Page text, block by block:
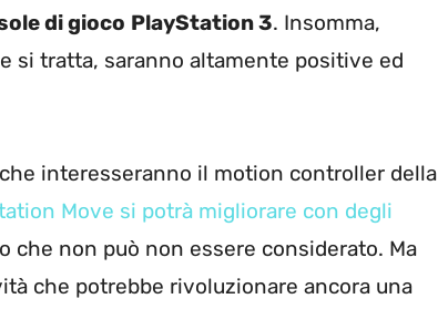
di gioco PlayStation 3. Insomma,
si tratta, saranno altamente positive ed
interesseranno il motion controller della
Move si potrà migliorare con degli
che non può non essere considerato. Ma
che potrebbe rivoluzionare ancora una